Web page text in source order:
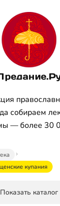
собираем
— более 30
купания
Показать каталог